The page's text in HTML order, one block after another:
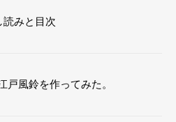
読みと目次
戸風鈴を作ってみた。